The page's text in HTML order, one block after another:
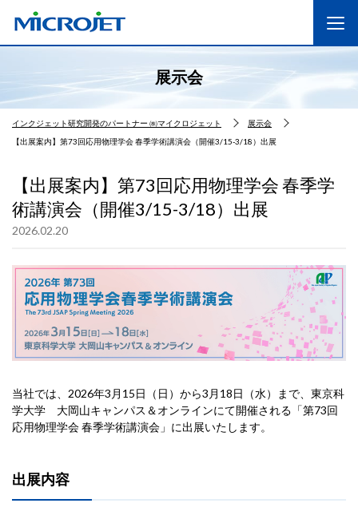
展示会
インクジェット研究開発のパートナー ㈱マイクロジェット
展示会
【出展案内】第73回応用物理学会 春季学術講演会（開催3/15-3/18）出展
【出展案内】第73回応用物理学会 春季学
術講演会（開催3/15-3/18）出展
2026.02.20
当社では、2026年3月15日（日）から3月18日（水）まで、東京科
学大学 大岡山キャンパス＆オンラインにて開催される「第73回
応用物理学会 春季学術講演会」に出展いたします。
出展内容